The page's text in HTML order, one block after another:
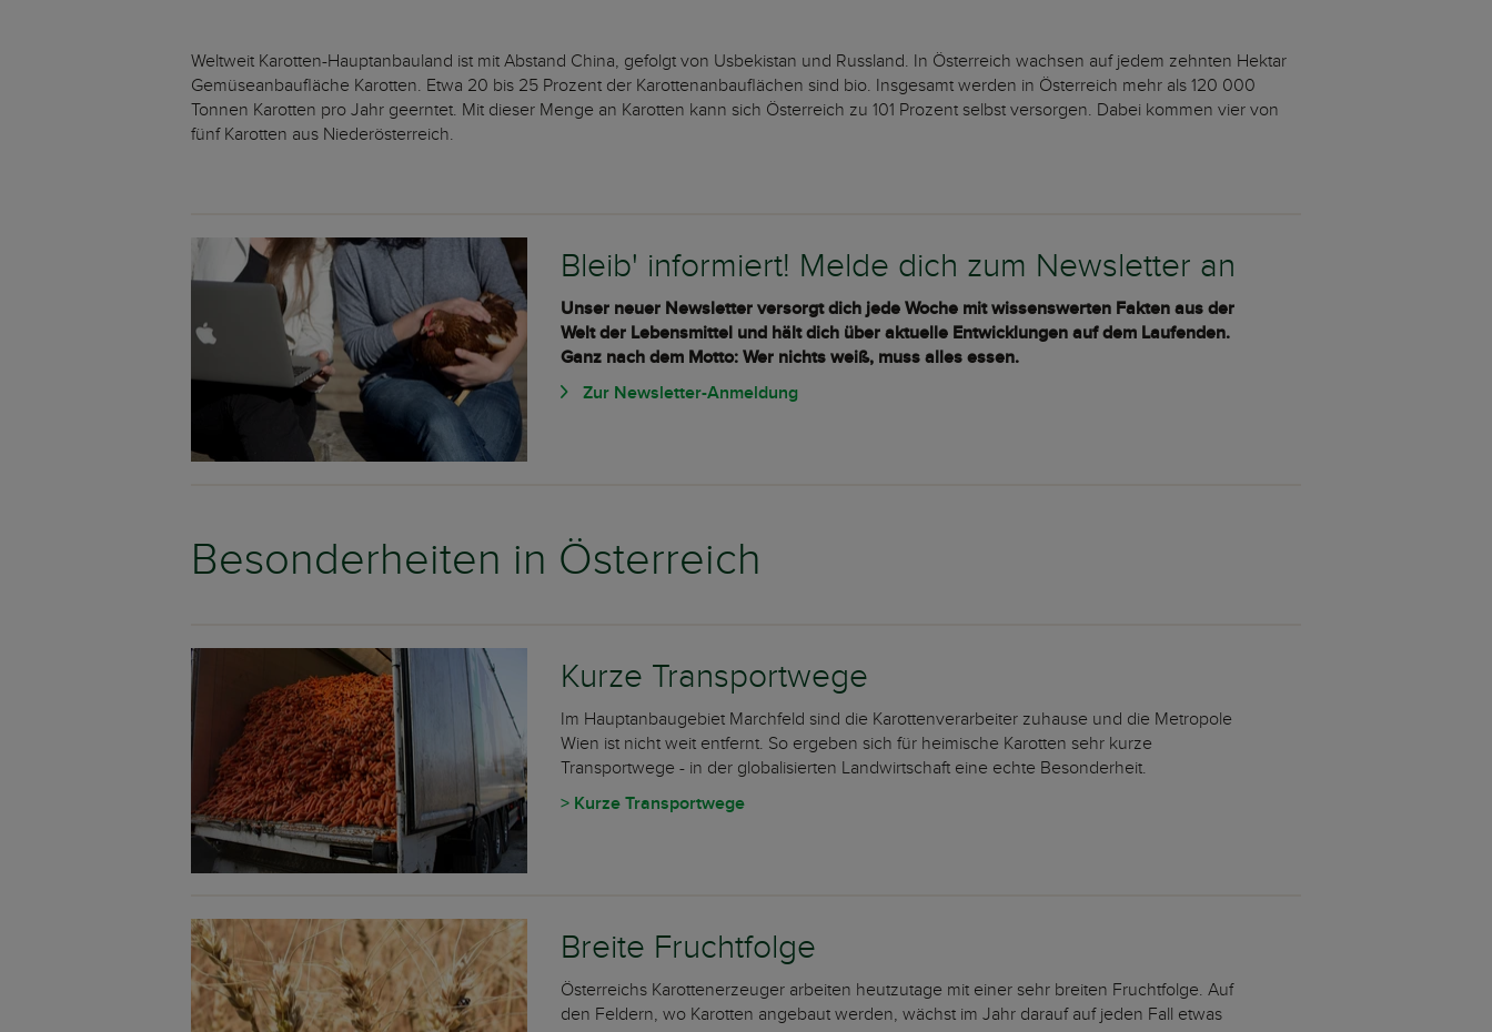
Weltweit Karotten-Hauptanbauland ist mit Abstand China, gefolgt von Usbekistan und Russland. In Österreich wachsen auf jedem zehnten Hektar
Gemüseanbaufläche Karotten. Etwa 20 bis 25 Prozent der Karottenanbauflächen sind bio. Insgesamt werden in Österreich mehr als 120 000
Tonnen Karotten pro Jahr geerntet. Mit dieser Menge an Karotten kann sich Österreich zu 101 Prozent selbst versorgen. Dabei kommen vier von
fünf Karotten aus Niederösterreich.
Bleib' informiert! Melde dich zum Newsletter an
Unser neuer Newsletter versorgt dich jede Woche mit wissenswerten Fakten aus der
Welt der Lebensmittel und hält dich über aktuelle Entwicklungen auf dem Laufenden.
Ganz nach dem Motto: Wer nichts weiß, muss alles essen.
Zur Newsletter-Anmeldung
Besonderheiten in Österreich
Kurze Transportwege
Im Hauptanbaugebiet Marchfeld sind die Karottenverarbeiter zuhause und die Metropole
Wien ist nicht weit entfernt. So ergeben sich für heimische Karotten sehr kurze
Transportwege - in der globalisierten Landwirtschaft eine echte Besonderheit.
> Kurze Transportwege
Breite Fruchtfolge
Österreichs Karottenerzeuger arbeiten heutzutage mit einer sehr breiten Fruchtfolge. Auf
den Feldern, wo Karotten angebaut werden, wächst im Jahr darauf auf jeden Fall etwas